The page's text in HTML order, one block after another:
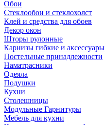
Обои
Стеклообои и стеклохолст
Клей и средства для обоев
Декор окон
Шторы рулонные
Карнизы гибкие и аксессуары
Постельные принадлежности
Наматрасники
Одеяла
Подушки
Кухни
Столешницы
Модульные Гарнитуры
Мебель для кухни